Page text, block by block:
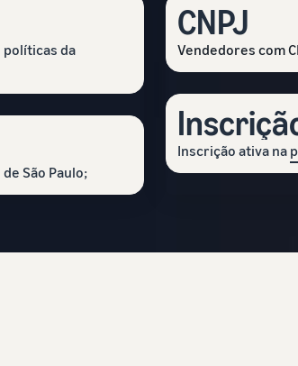
políticas da
São Paulo;
CNPJ
Vendedores com
Inscrição ativa na